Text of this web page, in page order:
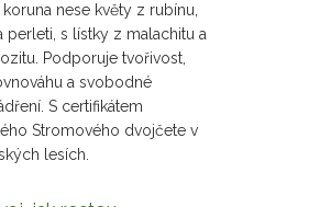
koruna nese květy z rubínu,
perleti, s lístky z malachitu a
Podporuje tvořivost,
a svobodné
S certifikátem
Stromového dvojčete v
lesích.